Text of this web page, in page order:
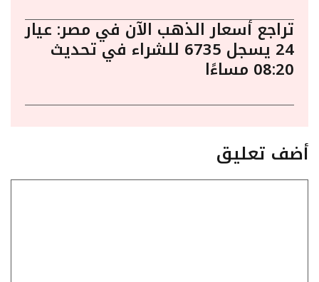
تراجع أسعار الذهب الآن في مصر: عيار
24 يسجل 6735 للشراء في تحديث
08:20 مساءًا
أضف تعليق